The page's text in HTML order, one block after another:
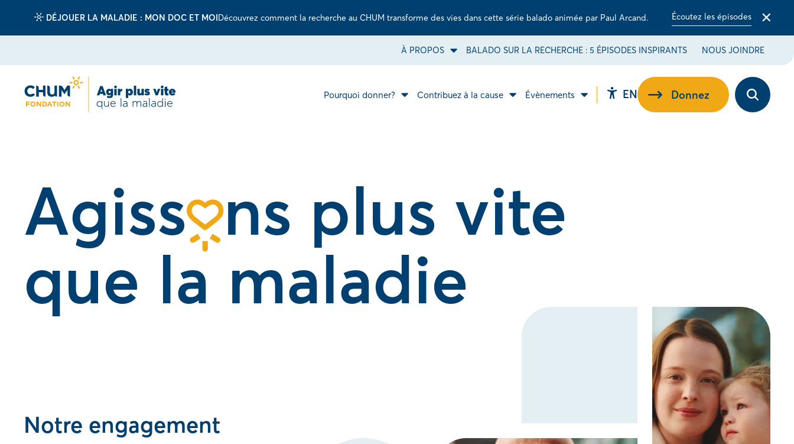
DÉJOUER LA MALADIE : MON DOC ET MOIDécouvrez comment la recherche au CHUM transforme des vies dans cette série balado animée par Paul Arcand. Écoutez les épisodes
la
d'alerte
À PROPOS
Ouvrir
le
À
propos.
BALADO SUR LA RECHERCHE : 5 ÉPISODES INSPIRANTS NOUS JOINDRE
Pourquoi donner?
Ouvrir
Contribuez à la cause
Ouvrir
Évènements
Ouvrez
ENSwitch
language
Donnez
Agiss ns plus vite
que la maladie
Notre engagement